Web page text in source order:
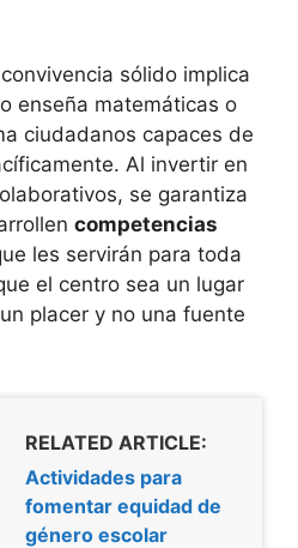
sólido implica
enseña matemáticas o
ciudadanos capaces de
Al invertir en
se garantiza
competencias
les servirán para toda
el centro sea un lugar
placer y no una fuente
RELATED ARTICLE:
Actividades para
fomentar equidad de
género escolar